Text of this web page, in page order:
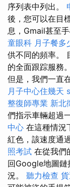
序列表中列出。
後，您可以在目
息，Gmail甚至
童眼科 月子餐多
供不同的頻率。
的全面跟踪服務。
但是，我們一直
月子中心住幾天
整復師專業 新北
們指示車輛超過
中心 在這種情況
紅色，該速度通
照考試 在從我們
回Google地圖鏈
況。 聽力檢查